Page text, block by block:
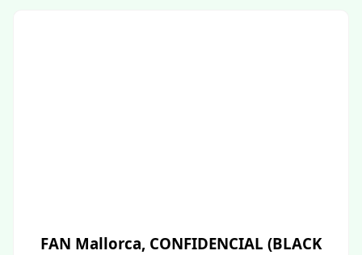
FAN Mallorca, CONFIDENCIAL (BLACK